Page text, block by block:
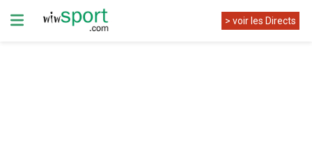
> voir les Directs